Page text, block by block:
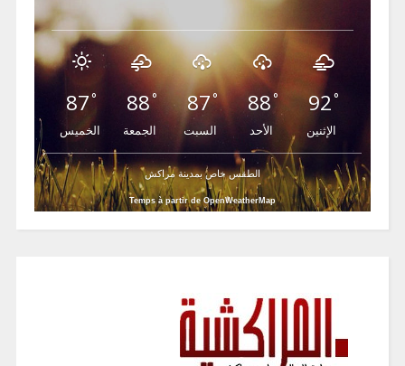
87°
الخميس
88°
الجمعة
87°
السبت
88°
الأحد
92°
الإثنين
الطقس خاص بمدينة مراكش
Temps à partir de OpenWeatherMap